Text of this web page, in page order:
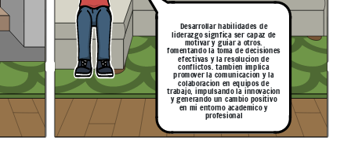
Explicación de la escena: Samir habla sobre los archivos centrales
Desarrollar habilidades de
liderazgo signfica ser capaz de
motivar y guiar a otros.
fomentando la toma de decisiones
efectivas y la resolucion de
conflictos. tambien implica
promover la comunicacion y la
colaboracion en equipos de
trabajo, impulsando la innovacion
y generando un cambio positivo
en mi entorno academico y
profesional